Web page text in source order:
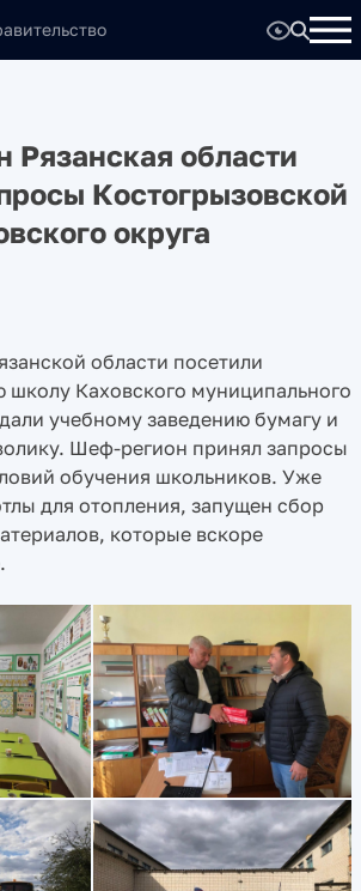
Рязанская области
Костогрызовской
округа
области посетили
школу Каховского муниципального
учебному заведению бумагу и
Шеф-регион принял запросы
обучения школьников. Уже
для отопления, запущен сбор
которые вскоре